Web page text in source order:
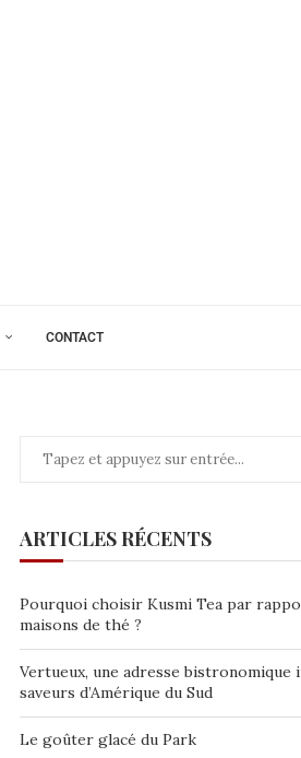
CONTACT
ARTICLES RÉCENTS
Pourquoi choisir Kusmi Tea par
maisons de thé ?
Vertueux, une adresse bistronomique
saveurs d’Amérique du Sud
Le goûter glacé du Park